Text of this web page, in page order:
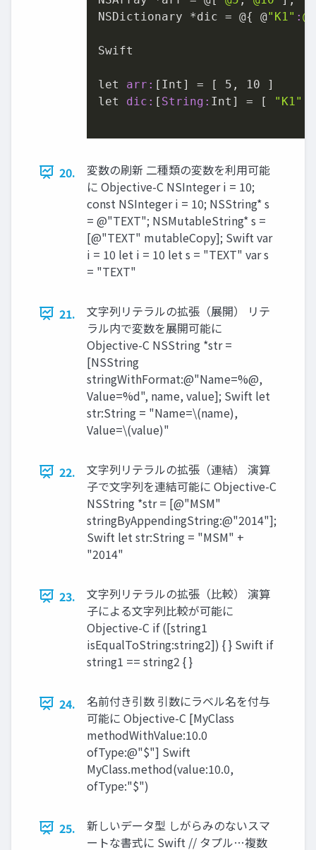
NSDictionary *dic = @{ @"K1" : @1
Swift
let arr: [Int] = [ 5 , 10 ]
let dic: [ String: Int] = [ "K1"
20.
変数の刷新 二種類の変数を利用可能
に Objective-C NSInteger i = 10;
const NSInteger i = 10; NSString* s
= @"TEXT"; NSMutableString* s =
[@"TEXT" mutableCopy]; Swift var
i = 10 let i = 10 let s = "TEXT" var s
= "TEXT"
21.
文字列リテラルの拡張（展開） リテ
ラル内で変数を展開可能に
Objective-C NSString *str =
[NSString
stringWithFormat:@"Name=%@,
Value=%d", name, value]; Swift let
str:String = "Name=\(name),
Value=\(value)"
22.
文字列リテラルの拡張（連結） 演算
子で文字列を連結可能に Objective-C
NSString *str = [@"MSM"
stringByAppendingString:@"2014"];
Swift let str:String = "MSM" +
"2014"
23.
文字列リテラルの拡張（比較） 演算
子による文字列比較が可能に
Objective-C if ([string1
isEqualToString:string2]) { } Swift if
string1 == string2 { }
24.
名前付き引数 引数にラベル名を付与
可能に Objective-C [MyClass
methodWithValue:10.0
ofType:@"$"] Swift
MyClass.method(value:10.0,
ofType:"$")
25.
新しいデータ型 しがらみのないスマ
ートな書式に Swift // タプル…複数